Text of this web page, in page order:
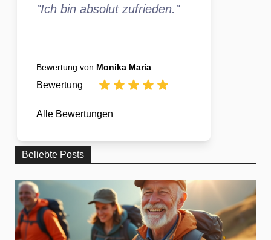
"Ich bin absolut zufrieden."
Bewertung von Monika Maria
Bewertung
Alle Bewertungen
Beliebte Posts